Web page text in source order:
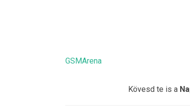
GSMArena
Kövesd te is a